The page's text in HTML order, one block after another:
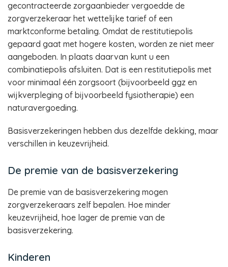
gecontracteerde zorgaanbieder vergoedde de
zorgverzekeraar het wettelijke tarief of een
marktconforme betaling. Omdat de restitutiepolis
gepaard gaat met hogere kosten, worden ze niet meer
aangeboden. In plaats daarvan kunt u een
combinatiepolis afsluiten. Dat is een restitutiepolis met
voor minimaal één zorgsoort (bijvoorbeeld ggz en
wijkverpleging of bijvoorbeeld fysiotherapie) een
naturavergoeding.
Basisverzekeringen hebben dus dezelfde dekking, maar
verschillen in keuzevrijheid.
De premie van de basisverzekering
De premie van de basisverzekering mogen
zorgverzekeraars zelf bepalen. Hoe minder
keuzevrijheid, hoe lager de premie van de
basisverzekering.
Kinderen